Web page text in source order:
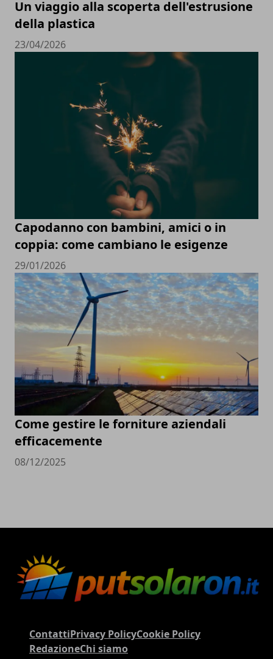
Un viaggio alla scoperta dell'estrusione
della plastica
23/04/2026
Capodanno con bambini, amici o in
coppia: come cambiano le esigenze
29/01/2026
Come gestire le forniture aziendali
efficacemente
08/12/2025
ContattiPrivacy PolicyCookie Policy
RedazioneChi siamo